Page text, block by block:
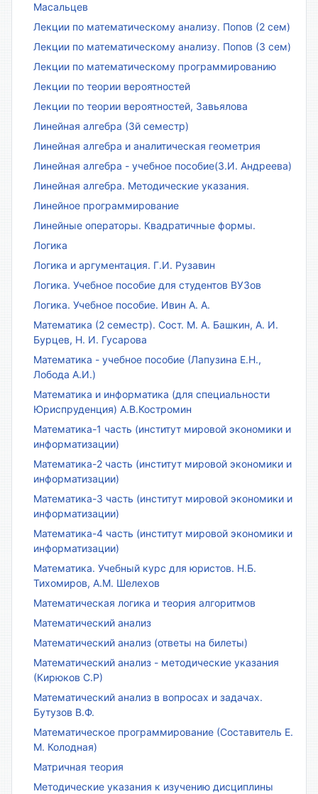
Масальцев
Лекции по математическому анализу. Попов (2 сем)
Лекции по математическому анализу. Попов (3 сем)
Лекции по математическому программированию
Лекции по теории вероятностей
Лекции по теории вероятностей, Завьялова
Линейная алгебра (3й семестр)
Линейная алгебра и аналитическая геометрия
Линейная алгебра - учебное пособие(З.И. Андреева)
Линейная алгебра. Методические указания.
Линейное программирование
Линейные операторы. Квадратичные формы.
Логика
Логика и аргументация. Г.И. Рузавин
Логика. Учебное пособие для студентов ВУЗов
Логика. Учебное пособие. Ивин А. А.
Математика (2 семестр). Сост. М. А. Башкин, А. И.
Бурцев, Н. И. Гусарова
Математика - учебное пособие (Лапузина Е.Н.,
Лобода А.И.)
Математика и информатика (для специальности
Юриспруденция) А.В.Костромин
Математика-1 часть (институт мировой экономики и
информатизации)
Математика-2 часть (институт мировой экономики и
информатизации)
Математика-3 часть (институт мировой экономики и
информатизации)
Математика-4 часть (институт мировой экономики и
информатизации)
Математика. Учебный курс для юристов. Н.Б.
Тихомиров, А.М. Шелехов
Математическая логика и теория алгоритмов
Математический анализ
Математический анализ (ответы на билеты)
Математический анализ - методические указания
(Кирюков С.Р)
Математический анализ в вопросах и задачах.
Бутузов В.Ф.
Математическое программирование (Составитель Е.
М. Колодная)
Матричная теория
Методические указания к изучению дисциплины